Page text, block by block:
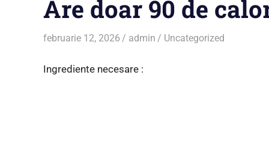
Are doar 90 de
februarie 12, 2026 admin Uncategorized
Ingrediente necesare :